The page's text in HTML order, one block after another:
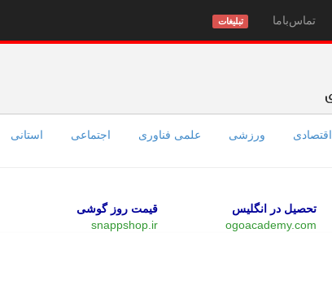
تماس‌با‌ما تبلیغات
اقتصادی ورزشی علمی فناوری اجتماعی استانی
تحصیل در انگلیس
ogoacademy.com
قیمت روز گوشی
snappshop.ir